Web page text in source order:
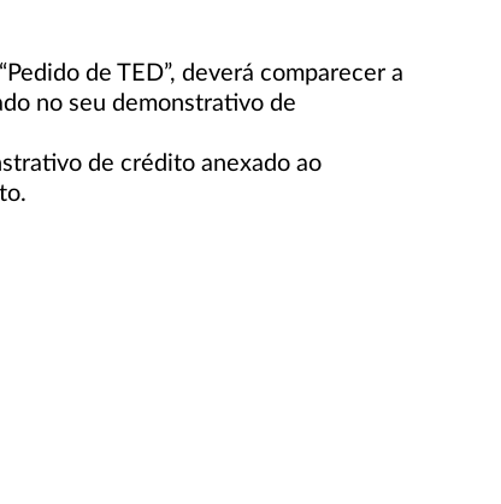
de TED”, deverá comparecer a
no seu demonstrativo de
de crédito anexado ao